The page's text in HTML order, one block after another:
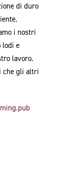
di duro
i nostri
lodi e
lavoro.
che gli altri